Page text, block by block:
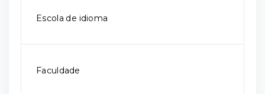
Escola de idioma
Faculdade